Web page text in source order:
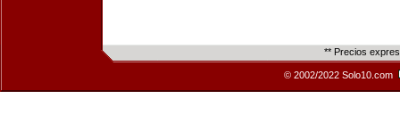
** Precios
© 2002/2022 Solo10.com